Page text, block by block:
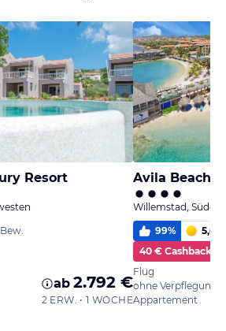
Resort
Bew.
ab 2.792 €
2 ERW. • 1 WOCHE
Avila Beach
Willemstad,
99% 5,6
40 € Cashback
Flug
ohne Verpflegung
Appartement